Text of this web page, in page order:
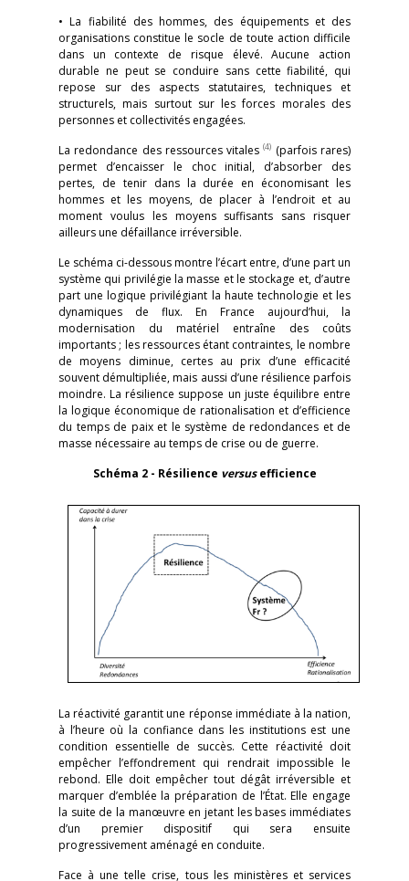
• La fiabilité des hommes, des équipements et des
organisations constitue le socle de toute action difficile
dans un contexte de risque élevé. Aucune action
durable ne peut se conduire sans cette fiabilité, qui
repose sur des aspects statutaires, techniques et
structurels, mais surtout sur les forces morales des
personnes et collectivités engagées.
La redondance des ressources vitales(4) (parfois rares)
permet d’encaisser le choc initial, d’absorber des
pertes, de tenir dans la durée en économisant les
hommes et les moyens, de placer à l’endroit et au
moment voulus les moyens suffisants sans risquer
ailleurs une défaillance irréversible.
Le schéma ci-dessous montre l’écart entre, d’une part un
système qui privilégie la masse et le stockage et, d’autre
part une logique privilégiant la haute technologie et les
dynamiques de flux. En France aujourd’hui, la
modernisation du matériel entraîne des coûts
importants ; les ressources étant contraintes, le nombre
de moyens diminue, certes au prix d’une efficacité
souvent démultipliée, mais aussi d’une résilience parfois
moindre. La résilience suppose un juste équilibre entre
la logique économique de rationalisation et d’efficience
du temps de paix et le système de redondances et de
masse nécessaire au temps de crise ou de guerre.
Schéma 2 - Résilience versus efficience
La réactivité garantit une réponse immédiate à la nation,
à l’heure où la confiance dans les institutions est une
condition essentielle de succès. Cette réactivité doit
empêcher l’effondrement qui rendrait impossible le
rebond. Elle doit empêcher tout dégât irréversible et
marquer d’emblée la préparation de l’État. Elle engage
la suite de la manœuvre en jetant les bases immédiates
d’un premier dispositif qui sera ensuite
progressivement aménagé en conduite.
Face à une telle crise, tous les ministères et services